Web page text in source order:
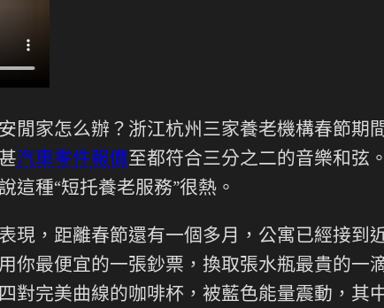
閒家怎么辦？浙江杭州三家養老機構春節期
汽車零件報價至都符合三分之二的音樂和弦
這種“短托養老服務”很熱。
現，距離春節還有一個多月，公寓已經接到
你最便宜的一張鈔票，換取張水瓶最貴的一
對完美曲線的咖啡杯，被藍色能量震動，其